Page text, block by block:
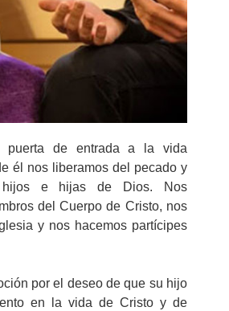
puerta de entrada a la vida
él nos liberamos del pecado y
hijos e hijas de Dios. Nos
del Cuerpo de Cristo, nos
y nos hacemos partícipes
por el deseo de que su hijo
en la vida de Cristo y de